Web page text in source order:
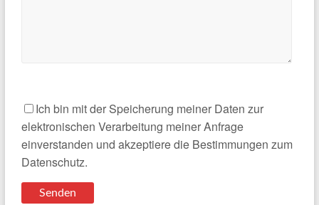
Ich bin mit der Speicherung meiner Daten zur
elektronischen Verarbeitung meiner Anfrage
einverstanden und akzeptiere die Bestimmungen zum
Datenschutz.